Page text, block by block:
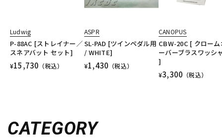
Ludwig
P-88AC [ストレイナー／
スネアバット セット]
¥15,730 （税込）
ASPR
SL-PAD [ツインペダル用
/ WHITE]
¥1,430 （税込）
CANOPUS
CBW-20C [ クローム
ーバーブラスワッシ
]
¥3,300 （税込）
CATEGORY